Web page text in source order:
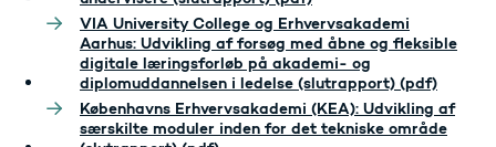
VIA University College og Erhvervsakademi
Aarhus: Udvikling af forsøg med åbne og fleksible
digitale læringsforløb på akademi- og
diplomuddannelsen i ledelse (slutrapport) (pdf)
Københavns Erhvervsakademi (KEA): Udvikling af
særskilte moduler inden for det tekniske område